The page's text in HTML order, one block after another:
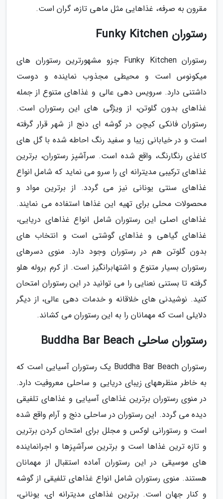
مقرون به صرفه، غذاهایی مثل ماهی تازه، گران است.
رستوران Funky Kitchen
رستوران Funky Kitchen جزو مشهورترین رستوران های
میکونوس است و محیطی مجذوب نماینده و دوست
داشتنی دارد. سرویس دهی عالی و غذاهای متنوع از جمله
غذاهای بدون گلوتن، از ویژگی های این رستوران است.
رستوران فانکی کیچن در گوشه ای دنج از شهر قرار گرفته
است و در خیابانی زیبا و سفید رنگ احاطه شده با گل های
کاغذی رنگارنگ، واقع شده است. سرآشپز رستوران، برترین
غذاهای ترکیبی مدیترانه ای را سرو می نماید که شامل انواع
غذاهای سنتی یونانی نیز می گردد. از برترین مواد و
محصولات محلی برای تهیه این غذاها استفاده می نمایند.
غذاهای اصلی این رستوران شامل انواع غذاهای دریایی،
غذاهای گیاهی و غذاهای گوشتی است و انتخاب های
بدون گلوتن هم در رستوران وجود دارد. منوی دسرهای
رستوران بسیار متنوع و اشتهابرانگیز است. از کرم بروله هلو
گرفته تا بستنی نعنایی را می توانید در این رستوران امتحان
کنید. نوشیدنی های خلاقانه و خدمات دهی عالی، از دیگر
دلایلی است که مهمانان را به این رستوران می کشاند.
رستوران ساحلی Buddha Bar Beach
رستوران Buddha Bar Beach یک رستوران آسیایی است که
به خاطر منظرههای زیبای دریایی و ساحلی معروفیت دارد.
در منوی رستوران برترین غذاهای آسیایی و غذاهای تلفیقی
دیده می گردد. این رستوران در ساحلی دنج و آرام واقع شده
است و رستورانی لوکس و مجلل برای امتحان کردن برترین
و تازه ترین غذاها است و برترین سرآشپزها و اجرانماینده
های موسیقی در این رستوران آماده استقبال از مهمانان
هستند. منوی رستوران شامل انواع غذاهای تلفیقی از گوشه
و کنار جهان است. برترین غذاهای مدیترانه ای، یونانی،